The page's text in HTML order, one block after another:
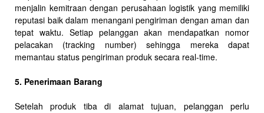
menjalin kemitraan dengan perusahaan logistik yang memiliki
reputasi baik dalam menangani pengiriman dengan aman dan
tepat waktu. Setiap pelanggan akan mendapatkan nomor
pelacakan (tracking number) sehingga mereka dapat
memantau status pengiriman produk secara real-time.
5. Penerimaan Barang
Setelah produk tiba di alamat tujuan, pelanggan perlu